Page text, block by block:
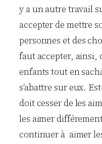
y a un autre travail
accepter de mettre
personnes et des
faut accepter, ainsi,
enfants tout en
s’abattre sur eux.
doit cesser de les
les aimer
continuer à aimer